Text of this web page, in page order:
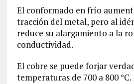
El conformado en frío
tracción del metal, pero al
reduce su alargamiento a la
conductividad.
El cobre se puede forjar
temperaturas de 700 a 800 °C.